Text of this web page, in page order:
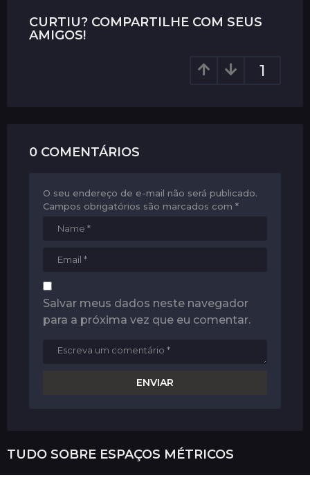
a
CURTIU? COMPARTILHE COM SEUS
AMIGOS!
1
0 COMENTÁRIOS
O seu endereço de e-mail não será publicado.
Campos obrigatórios são marcados com *
Salvar meus dados neste navegador
para a próxima vez que eu comentar.
TUDO SOBRE ESPAÇOS MÉTRICOS